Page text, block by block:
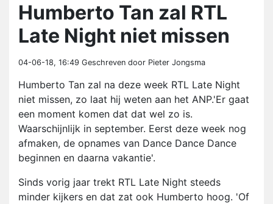
Humberto Tan zal RTL
Late Night niet missen
04-06-18, 16:49 Geschreven door Pieter Jongsma
Humberto Tan zal na deze week RTL Late Night
niet missen, zo laat hij weten aan het ANP.'Er gaat
een moment komen dat dat wel zo is.
Waarschijnlijk in september. Eerst deze week nog
afmaken, de opnames van Dance Dance Dance
beginnen en daarna vakantie'.
Sinds vorig jaar trekt RTL Late Night steeds
minder kijkers en dat zat ook Humberto hoog. 'Of